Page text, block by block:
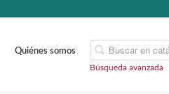
Búsqueda avanzada
Quiénes somos